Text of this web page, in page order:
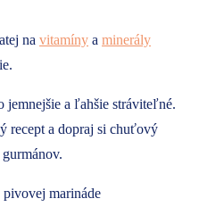
na vitamíny a minerály
jemnejšie a ľahšie stráviteľné.
recept a dopraj si chuťový